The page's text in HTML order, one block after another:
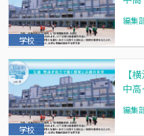
学校
編集
学校
【
中
編集